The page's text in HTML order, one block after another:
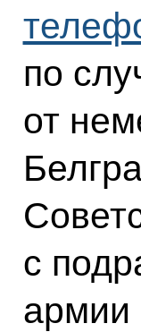
по
от
с
армии